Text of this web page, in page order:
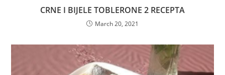
CRNE I BIJELE TOBLERONE 2 RECEPTA
March 20, 2021